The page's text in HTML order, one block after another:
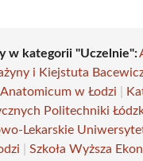
w kategorii "Uczelnie":
i Kiejstuta
w Łodzi
Politechniki
Lekarskie
Szkoła Wyższa